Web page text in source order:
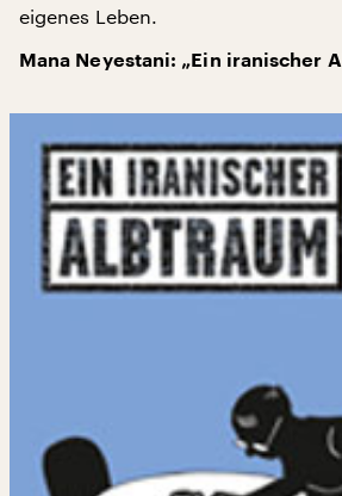
eigenes Leben.
Mana Neyestani: „Ein iranischer